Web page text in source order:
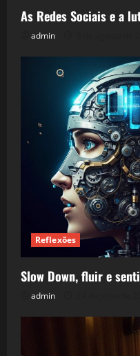
As Redes Sociais e a
admin
Reflexões
Slow Down, fluir e
admin